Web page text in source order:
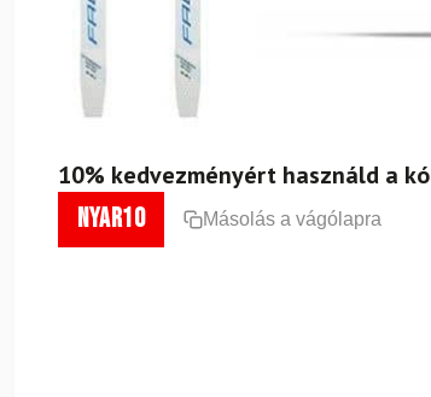
10% kedvezményért használd a
nyar10 Másolás a vágólapra